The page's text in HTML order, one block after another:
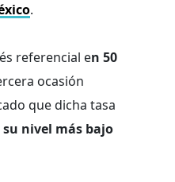
.
referencial en 50
ocasión
que dicha tasa
su nivel más bajo